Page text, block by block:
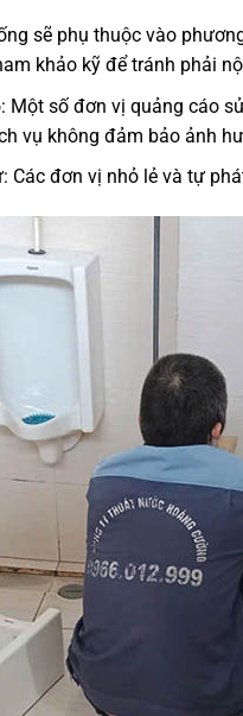
sẽ phụ thuộc vào
khảo kỹ để tránh phải
số đơn vị quảng cáo
vụ không đảm bảo ảnh
Các đơn vị nhỏ lẻ và tự